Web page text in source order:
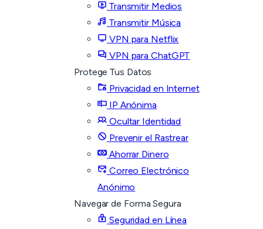
Transmitir Medios
Transmitir Música
VPN para Netflix
VPN para ChatGPT
Protege Tus Datos
Privacidad en Internet
IP Anónima
Ocultar Identidad
Prevenir el Rastrear
Ahorrar Dinero
Correo Electrónico
Anónimo
Navegar de Forma Segura
Seguridad en Línea